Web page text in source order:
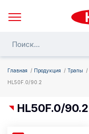
Главная Продукция Трапы
HL50F.0/90.2
HL50F.0/90.2